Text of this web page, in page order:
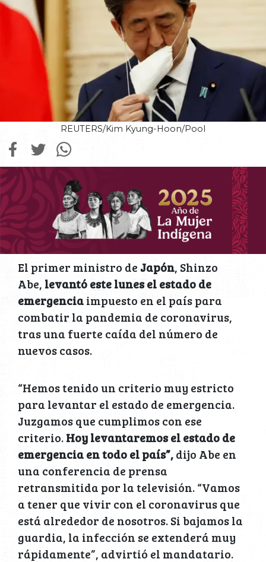
REUTERS/Kim Kyung-Hoon/Pool
El primer ministro de Japón, Shinzo
Abe, levantó este lunes el estado de
emergenciaimpuesto en el país para
combatir la pandemia de coronavirus,
tras una fuerte caída del número de
nuevos casos.
“Hemos tenido un criterio muy estricto
para levantar el estado de emergencia.
Juzgamos que cumplimos con ese
criterio.Hoy levantaremos el estado de
emergencia en todo el país”,dijo Abe en
una conferencia de prensa
retransmitida por la televisión. “Vamos
a tener que vivir con el coronavirus que
está alrededor de nosotros. Si bajamos la
guardia, la infección se extenderá muy
rápidamente”, advirtió el mandatario.